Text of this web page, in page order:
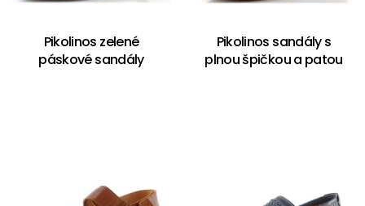
Pikolinos zelené
páskové sandály
Pikolinos sandály s
plnou špičkou a patou